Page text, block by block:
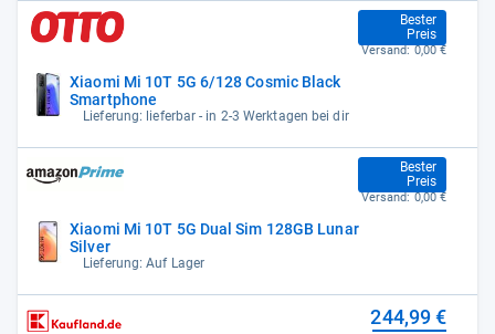
Xiaomi Mi 10T 5G 6/128 Cosmic Black
Smartphone
Lieferung: lieferbar - in 2-3 Werktagen bei dir
Bester
Preis
199,90 €
Versand: 0,00 €
Xiaomi Mi 10T 5G Dual Sim 128GB Lunar
Silver
Lieferung: Auf Lager
Bester
Preis
199,90 €
Versand: 0,00 €
244,99 €